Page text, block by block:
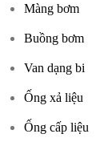
Màng bơm
Buồng bơm
Van dạng bi
Ống xả liệu
Ống cấp liệu